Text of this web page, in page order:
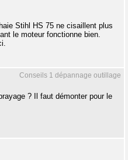
Stihl HS 75 ne cisaillent plus
le moteur fonctionne bien.
Conseils 1 dépannage outillage
? Il faut démonter pour le